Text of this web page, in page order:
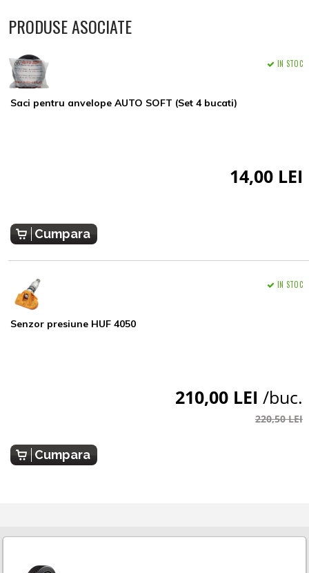
PRODUSE ASOCIATE
Saci pentru anvelope AUTO SOFT (Set 4 bucati)
IN STOC
14,00 LEI
Cumpara
Senzor presiune HUF 4050
IN STOC
210,00 LEI /buc.
220,50 LEI
Cumpara